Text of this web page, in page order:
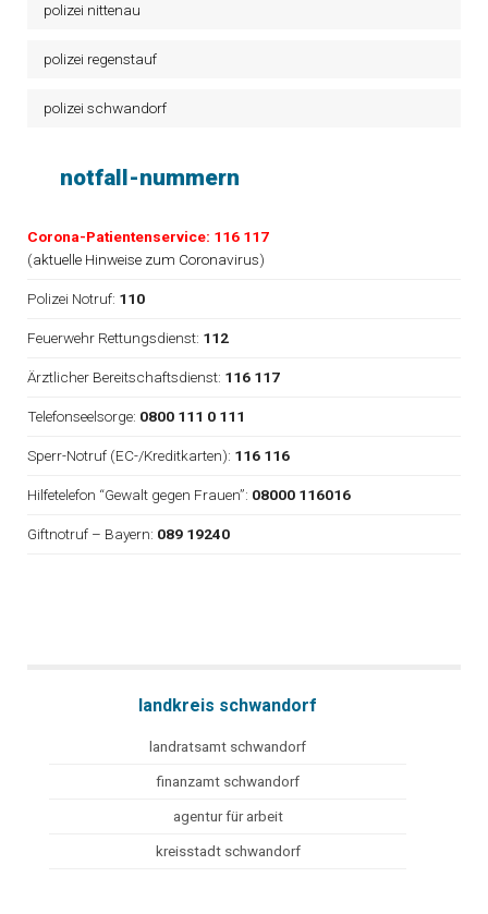
polizei nittenau
polizei regenstauf
polizei schwandorf
notfall-nummern
Corona-Patientenservice: 116 117
(aktuelle Hinweise zum Coronavirus)
Polizei Notruf: 110
Feuerwehr Rettungsdienst: 112
Ärztlicher Bereitschaftsdienst: 116 117
Telefonseelsorge: 0800 111 0 111
Sperr-Notruf (EC-/Kreditkarten): 116 116
Hilfetelefon “Gewalt gegen Frauen”: 08000 116016
Giftnotruf – Bayern: 089 19240
landkreis schwandorf
landratsamt schwandorf
finanzamt schwandorf
agentur für arbeit
kreisstadt schwandorf